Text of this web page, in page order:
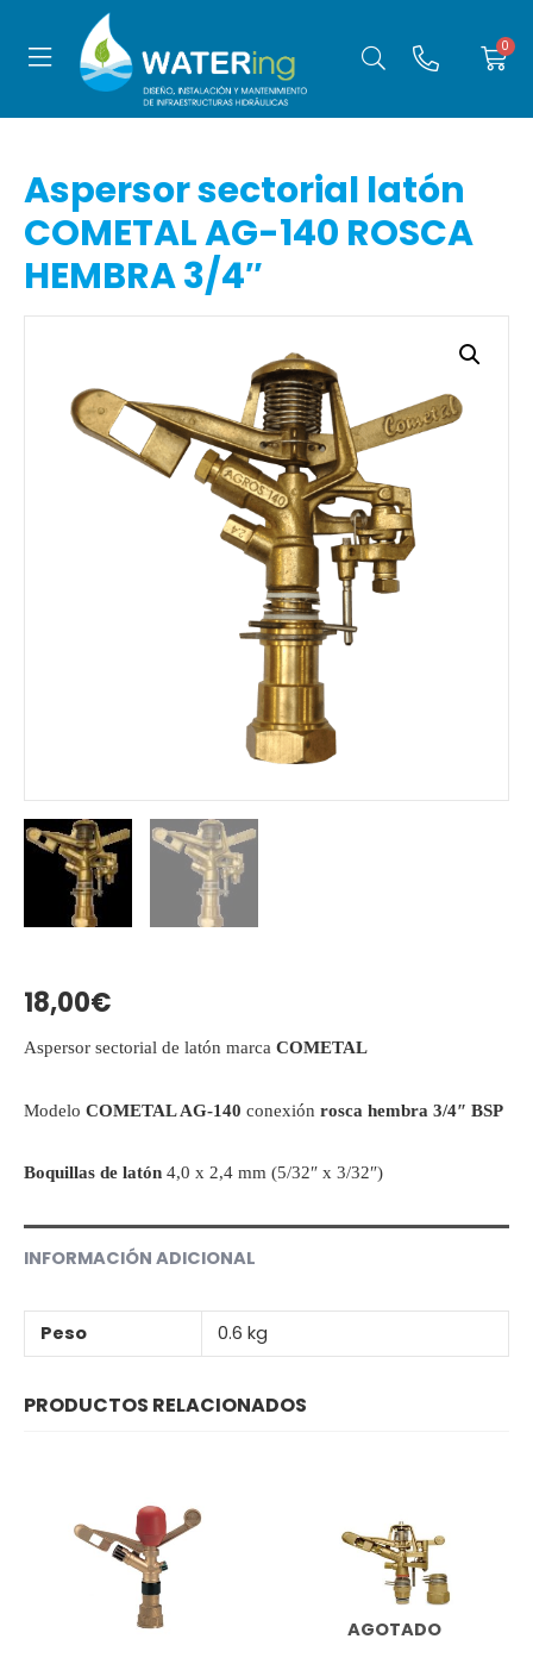
Aspersor sectorial latón
COMETAL AG-140 ROSCA
HEMBRA 3/4″
18,00€
Aspersor sectorial de latón marca COMETAL
Modelo COMETAL AG-140 conexión rosca hembra 3/4″ BSP
Boquillas de latón 4,0 x 2,4 mm (5/32″ x 3/32″)
INFORMACIÓN ADICIONAL
Peso 0.6 kg
PRODUCTOS RELACIONADOS
AGOTADO